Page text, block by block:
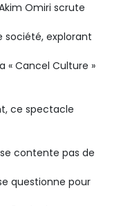
Omiri scrute
société, explorant
« Cancel Culture »
ce spectacle
contente pas de
questionne pour